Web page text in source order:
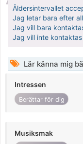
Åldersintervallet
Jag letar bara efter
Jag vill bara
Jag vill inte
Lär känna mig
Intressen
Berättar för dig
Musiksmak